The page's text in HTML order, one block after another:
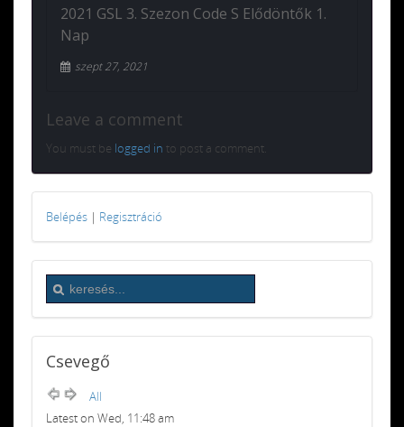
2021 GSL 3. Szezon Code S Elődöntők 1.
Nap
szept 27, 2021
Leave a comment
You must be logged in to post a comment.
Belépés | Regisztráció
Csevegő
All
Latest on Wed, 11:48 am